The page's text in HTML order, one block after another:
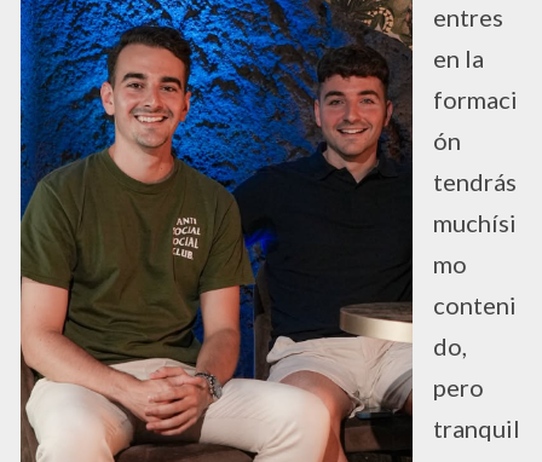
entres
en la
formaci
ón
tendrás
muchísi
mo
conteni
do,
pero
tranquil